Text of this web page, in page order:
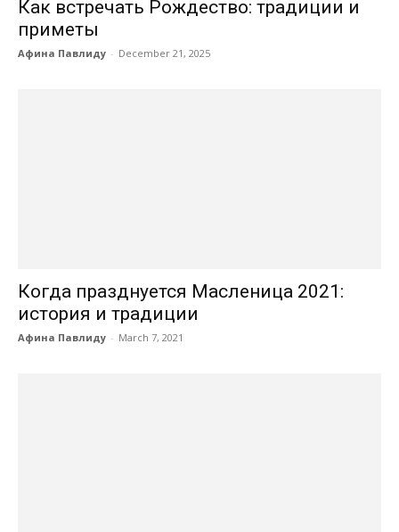
Как встречать Рождество: традиции и
приметы
Афина Павлиду - December 21, 2025
Когда празднуется Масленица 2021:
история и традиции
Афина Павлиду - March 7, 2021